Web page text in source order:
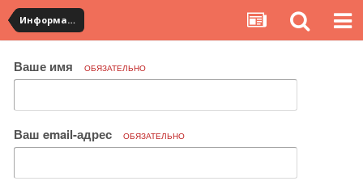
Информация по полученным посылкам
Ваше имя ОБЯЗАТЕЛЬНО
Ваш email-адрес ОБЯЗАТЕЛЬНО